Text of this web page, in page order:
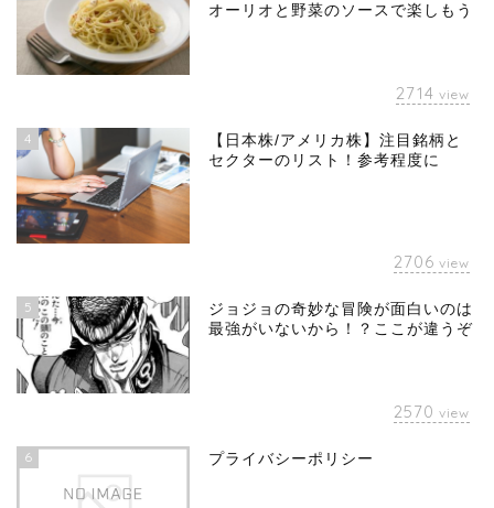
オーリオと野菜のソースで楽しもう
2714 view
4
【日本株/アメリカ株】注目銘柄と
セクターのリスト！参考程度に
2706 view
5
ジョジョの奇妙な冒険が面白いのは
最強がいないから！？ここが違うぞ
2570 view
6 プライバシーポリシー